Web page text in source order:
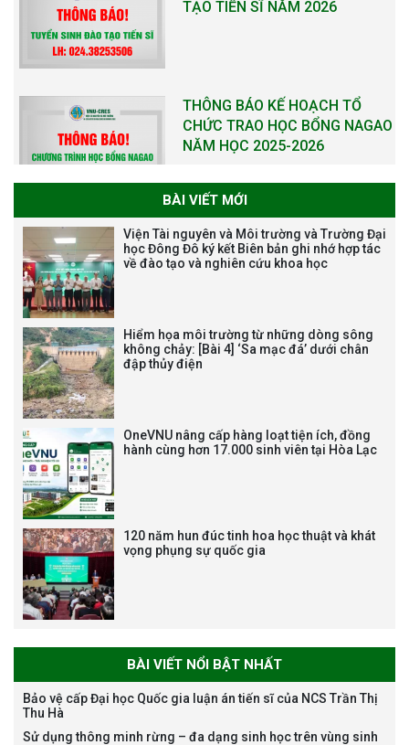
VIỆN (1985-2025) VÀ ĐÓN
NHẬN HUÂN CHƯƠNG LAO
ĐỘNG HẠNG BA
Tạm dừng công tác tuyển dụng
viên chức, người lao động các
vị trí việc làm chức danh nghề
Bảo vệ luận án tiến sĩ của NCS
bổng Nagao tại Việt Nam năm
BÀI VIẾT MỚI
Viện Tài nguyên và Môi trường và Trường Đại
học Đông Đô ký kết Biên bản ghi nhớ hợp tác
về đào tạo và nghiên cứu khoa học
Hiểm họa môi trường từ những dòng sông
không chảy: [Bài 4] ‘Sa mạc đá’ dưới chân
đập thủy điện
OneVNU nâng cấp hàng loạt tiện ích, đồng
hành cùng hơn 17.000 sinh viên tại Hòa Lạc
120 năm hun đúc tinh hoa học thuật và khát
vọng phụng sự quốc gia
BÀI VIẾT NỔI BẬT NHẤT
Bảo vệ cấp Đại học Quốc gia luận án tiến sĩ của NCS Trần Thị
Thu Hà
Sử dụng thông minh rừng – đa dạng sinh học trên vùng sinh